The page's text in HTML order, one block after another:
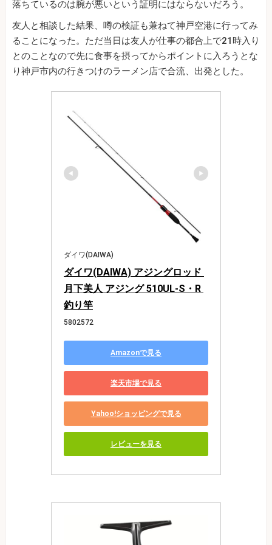
落ちているのは腕が悪いという証明にはならないだろう。
友人と相談した結果、噂の検証も兼ねて神戸空港に行ってみ
ることになった。ただ当日は友人が仕事の都合上で21時入り
とのことなので先に食事を摂ってからポイントに入ろうとな
り神戸市内の行きつけのラーメン店で合流、出発とした。
ダイワ(DAIWA)
ダイワ(DAIWA) アジングロッド
月下美人 アジング 510UL-S・R
釣り竿
5802572
Amazonで見る
楽天市場で見る
Yahoo!ショッピングで見る
レビューを見る